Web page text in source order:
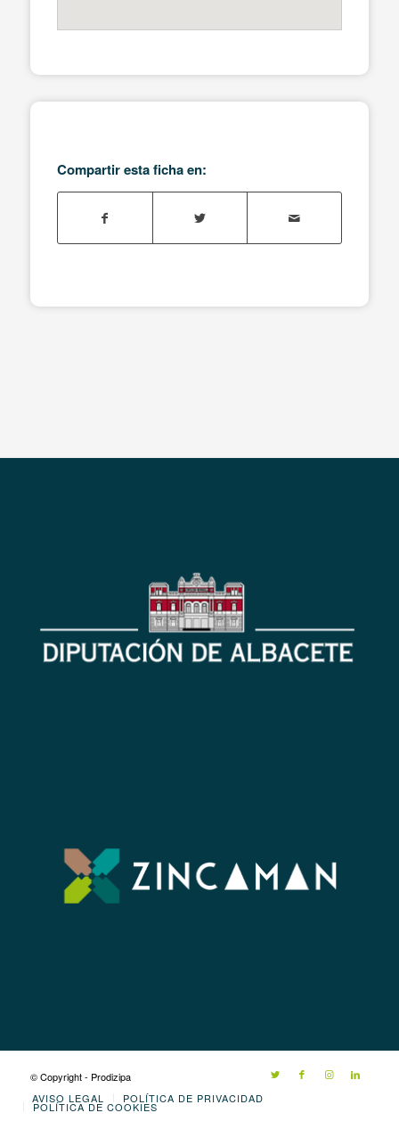
Compartir esta ficha en:
© Copyright - Prodizipa
AVISO LEGAL
POLÍTICA DE PRIVACIDAD
POLÍTICA DE COOKIES